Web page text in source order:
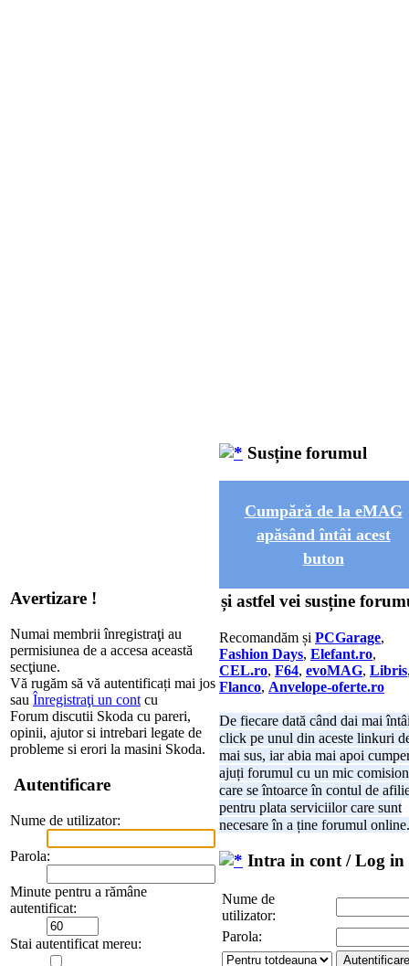
Avertizare !
Numai membrii înregistraţi au
permisiunea de a accesa această
secţiune.
Vă rugăm să vă autentificați mai jos
sau Înregistraţi un cont cu
Forum discutii Skoda cu pareri,
opinii, ajutor si intrebari legate de
probleme si erori la masini Skoda.
Autentificare
Nume de utilizator:
Parola:
Minute pentru a rămâne
autentificat:
Stai autentificat mereu:
Susține forumul
Cumpără de la eMAG
apăsând întâi acest
buton
și astfel vei susține
Recomandăm și PCGarage,
Fashion Days, Elefant.ro,
CEL.ro, F64, evoMAG, Libris
Flanco, Anvelope-oferte.ro
De fiecare dată când dai mai
click pe unul din aceste linkuri
mai sus, iar abia mai apoi
ajuți forumul cu un mic comision
care se întoarce în contul de
pentru plata serviciilor care sunt
necesare în a ține forumul online.
Intra in cont / Log in
Nume de
utilizator:
Parola: